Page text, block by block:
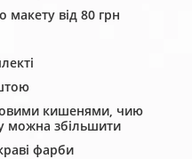
макету від 80 грн
кишенями, чию
можна збільшити
фарби